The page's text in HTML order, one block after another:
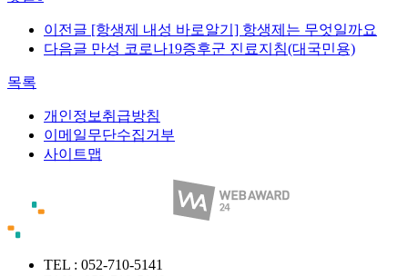
이전글 [항생제 내성 바로알기] 항생제는 무엇일까요
다음글 만성 코로나19증후군 진료지침(대국민용)
목록
개인정보취급방침
이메일무단수집거부
사이트맵
TEL : 052-710-5141